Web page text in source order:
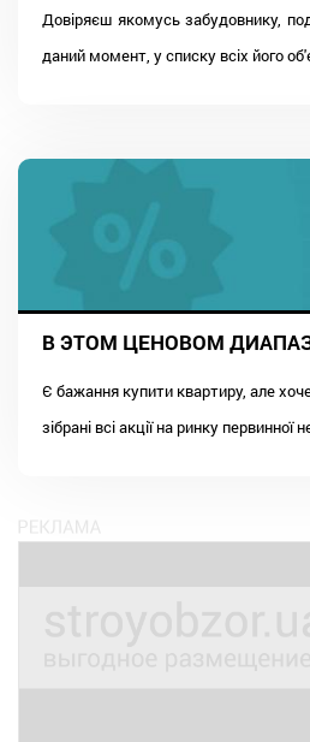
Довіряєш якомусь забудовнику,
даний момент, у списку всіх його
В ЭТОМ ЦЕНОВОМ
Є бажання купити квартиру, але
зібрані всі акції на ринку первинної